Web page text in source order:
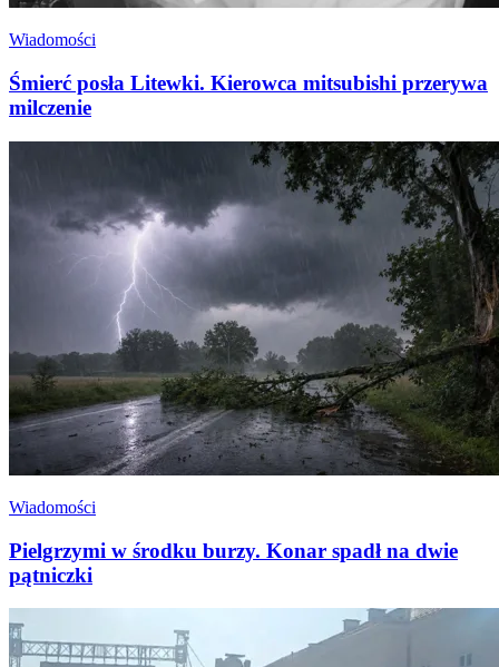
Wiadomości
Śmierć posła Litewki. Kierowca mitsubishi przerywa
milczenie
Wiadomości
Pielgrzymi w środku burzy. Konar spadł na dwie
pątniczki